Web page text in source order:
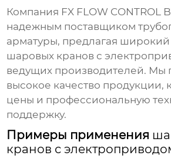
Компания FX FLOW CONTROL
надежным поставщиком
арматуры, предлагая
шаровых кранов с
ведущих производителей. Мы
высокое качество продукции,
цены и профессиональную
поддержку.
Примеры применения
кранов с